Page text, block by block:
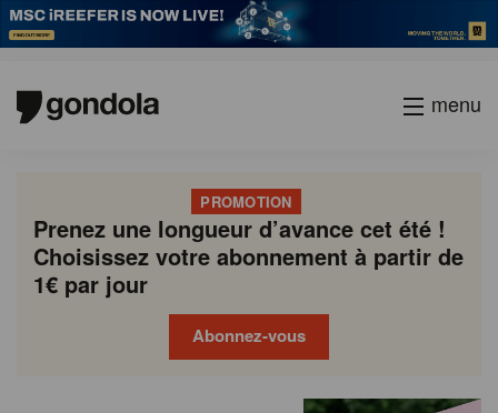
menu
PROMOTION
Prenez une longueur d’avance cet été !
Choisissez votre abonnement à partir de
1€ par jour
Abonnez-vous